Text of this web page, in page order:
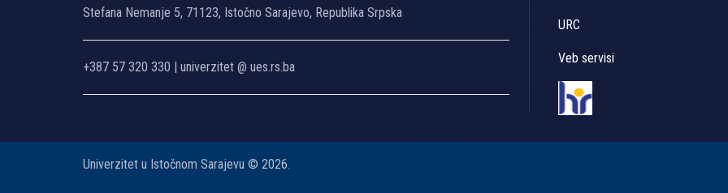
Stefana Nemanje 5, 71123, Istočno Sarajevo, Republika Srpska
+387 57 320 330 | univerzitet @ ues.rs.ba
URC
Veb servisi
Univerzitet u Istočnom Sarajevu © 2026.